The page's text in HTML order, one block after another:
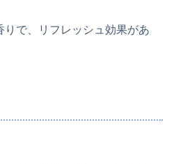
りで、リフレッシュ効果があ